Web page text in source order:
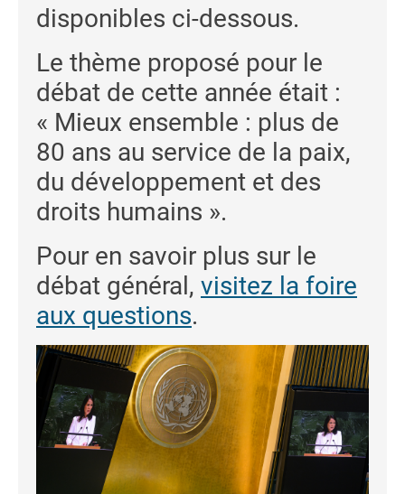
disponibles ci-dessous.
Le thème proposé pour le
débat de cette année était :
« Mieux ensemble : plus de
80 ans au service de la paix,
du développement et des
droits humains ».
Pour en savoir plus sur le
débat général, visitez la foire
aux questions.